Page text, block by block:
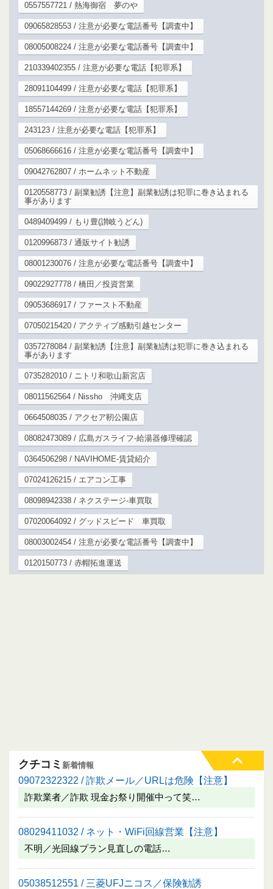
0557557721 / 熱海御宿 夢のや
09065828553 / 注意が必要な電話番号【調査中】
08005008224 / 注意が必要な電話番号【調査中】
210339402355 / 注意が必要な電話【犯罪系】
28091104499 / 注意が必要な電話【犯罪系】
18557144269 / 注意が必要な電話【犯罪系】
243123 / 注意が必要な電話【犯罪系】
05068666616 / 注意が必要な電話番号【調査中】
09042762807 / ホームネット不動産
0120558773 / 副業勧誘【注意】副業勧誘は犯罪に巻き込まれる
事があります
0489409499 / もり豊(讃岐うどん)
0120996873 / 通販サイト勧誘
08001230076 / 注意が必要な電話番号【調査中】
09022927778 / 橋田／投資営業
09053686917 / ファースト不動産
07050215420 / アクティブ感動引越センター
0357278084 / 副業勧誘【注意】副業勧誘は犯罪に巻き込まれる
事があります
0735282010 / ニトリ和歌山新宮店
08011562564 / Nissho 沖縄支店
0664508035 / アクセア靭公園店
08082473089 / 広島ガスライフ-給湯器修理確認
0364506298 / NAVIHOME-賃貸紹介
07024126215 / エアコン工事
08098942338 / ネクステージ-車買取
07020064092 / グッドスピード 車買取
08003002454 / 注意が必要な電話番号【調査中】
0120150773 / 赤帽拓進運送
クチコミ 新着情報
09072322322 / 詐欺メール／URLは危険【注意】
詐欺業者／詐欺 現金お祭り開催中って笑…
08029411032 / ネット・WiFi回線営業【注意】
不明／光回線プラン見直しの電話…
05038512551 / 三菱UFJニコス／保険勧誘